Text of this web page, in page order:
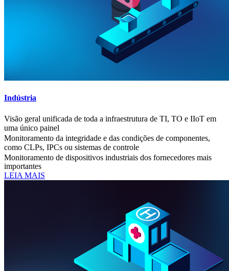
Indústria
Visão geral unificada de toda a infraestrutura de TI, TO e IIoT em
uma único painel
Monitoramento da integridade e das condições de componentes,
como CLPs, IPCs ou sistemas de controle
Monitoramento de dispositivos industriais dos fornecedores mais
importantes
LEIA MAIS